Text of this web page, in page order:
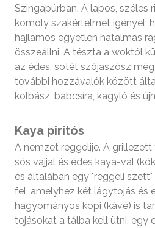
Szingapúrban. A lapos, széles
komoly szakértelmet igényel;
hajlamos egyetlen hatalmas
összeállni. A tészta a woktól
az édes, sötét szójaszósz
további hozzávalók között
kolbász, babcsíra, kagyló és
Kaya pirítós
A nemzet reggelije. A
sós vajjal és édes kaya-val
és általában egy "reggeli
fel, amelyhez két lágytojás és
hagyományos kopi (kávé) is
tojásokat a tálba kell ütni, egy